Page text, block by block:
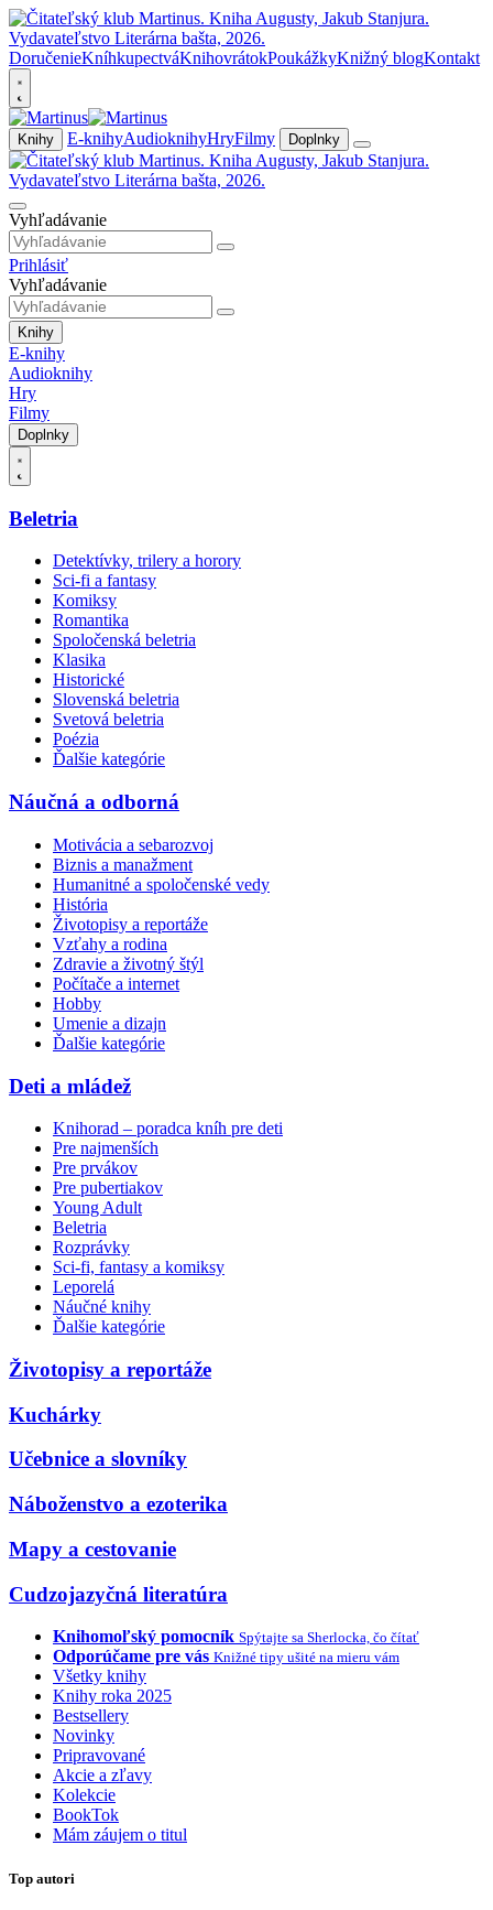
DoručenieKníhkupectváKnihovrátokPoukážkyKnižný blogKontakt
Knihy E-knihyAudioknihyHryFilmy Doplnky
Vyhľadávanie
Prihlásiť
Vyhľadávanie
Knihy
E-knihy
Audioknihy
Hry
Filmy
Doplnky
Beletria
Detektívky, trilery a horory
Sci-fi a fantasy
Komiksy
Romantika
Spoločenská beletria
Klasika
Historické
Slovenská beletria
Svetová beletria
Poézia
Ďalšie kategórie
Náučná a odborná
Motivácia a sebarozvoj
Biznis a manažment
Humanitné a spoločenské vedy
História
Životopisy a reportáže
Vzťahy a rodina
Zdravie a životný štýl
Počítače a internet
Hobby
Umenie a dizajn
Ďalšie kategórie
Deti a mládež
Knihorad – poradca kníh pre deti
Pre najmenších
Pre prvákov
Pre pubertiakov
Young Adult
Beletria
Rozprávky
Sci-fi, fantasy a komiksy
Leporelá
Náučné knihy
Ďalšie kategórie
Životopisy a reportáže
Kuchárky
Učebnice a slovníky
Náboženstvo a ezoterika
Mapy a cestovanie
Cudzojazyčná literatúra
Knihomoľský pomocník Spýtajte sa Sherlocka, čo čítať
Odporúčame pre vás Knižné tipy ušité na mieru vám
Všetky knihy
Knihy roka 2025
Bestsellery
Novinky
Pripravované
Akcie a zľavy
Kolekcie
BookTok
Mám záujem o titul
Top autori